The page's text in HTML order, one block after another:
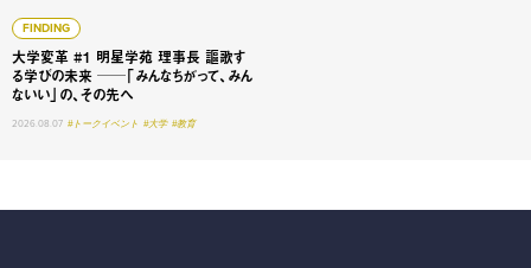
FINDING
大学変革 #1 明星学苑 理事長 謳歌す
る学びの未来 ──「みんなちがって、みん
ないい」の、その先へ
2026.08.07 #トークイベント #大学 #教育